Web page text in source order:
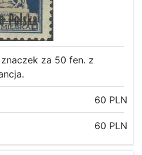
za 50 fen. z
60 PLN
60 PLN